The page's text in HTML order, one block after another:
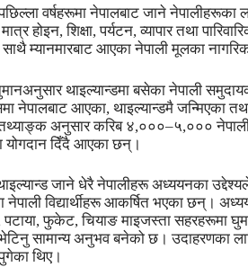
वर्षहरूमा नेपालबाट जाने
मात्र होइन, शिक्षा, पर्यटन, व्यापार तथा
म्यानमारबाट आएका नेपाली मूलका
थाइल्यान्डमा बसेका नेपाली
नेपालबाट आएका, थाइल्यान्डमै जन्मिएका
अनुसार करिब ४,०००–५,०००
योगदान दिँदै आएका छन्।
जाने धेरै नेपालीहरू अध्ययनका
विद्यार्थीहरू आकर्षित भएका छन्।
फुकेट, चियाङ माइजस्ता सहरहरूमा
सामान्य अनुभव बनेको छ। उदाहरणका
थिए।